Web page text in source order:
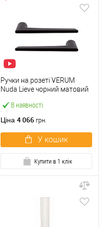
В наявності
Ручки на розеті VERUM
Nuda Lieve чорний матовий
Ціна 4 066 грн.
У кошик
Купити в 1 клік